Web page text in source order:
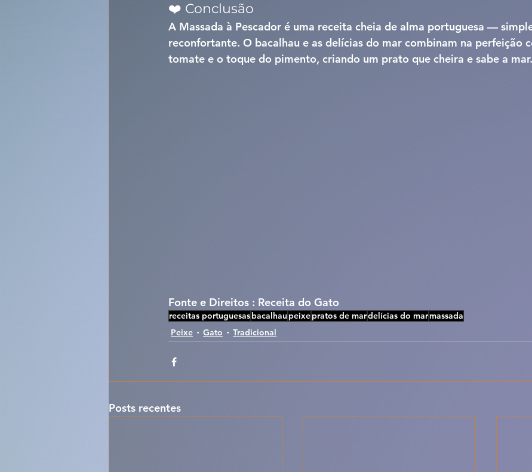
❤️ Conclusão
A Massada à Pescador é uma receita cheia de alma portuguesa —
reconfortante. O bacalhau e as delícias do mar combinam na perfeição
tomate e o toque do pimento, criando um prato que cheira e sabe a mar.
Fonte e Direitos : Receita do Gato
receitas portuguesasbacalhau peixepratos de mardelícias do marmassada
Peixe
Gato Tradicional
Posts recentes